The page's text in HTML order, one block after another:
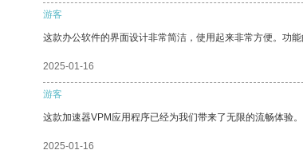
游客
这款办公软件的界面设计非常简洁，使用起来非常方便。功能
2025-01-16
游客
这款加速器VPM应用程序已经为我们带来了无限的流畅体验。
2025-01-16